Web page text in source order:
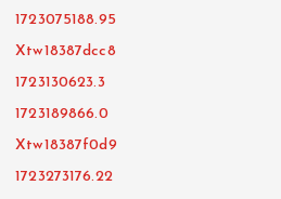
1723075188.95
Xtw18387dcc8
1723130623.3
1723189866.0
Xtw18387f0d9
1723273176.22